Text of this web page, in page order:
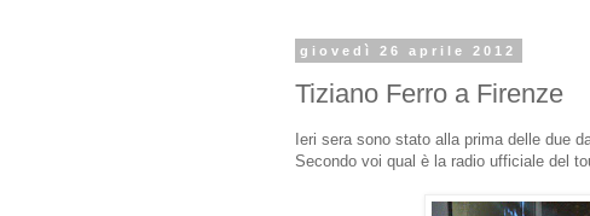
giovedì 26 aprile 2012
Tiziano Ferro a Firenze
Ieri sera sono stato alla prima delle due
Secondo voi qual è la radio ufficiale del